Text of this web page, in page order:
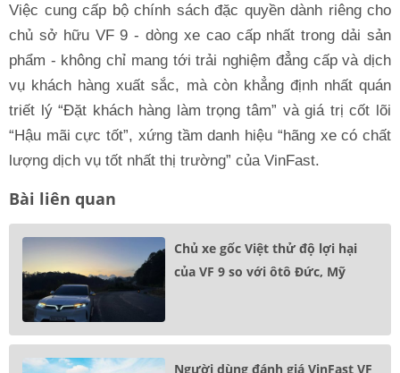
Việc cung cấp bộ chính sách đặc quyền dành riêng cho
chủ sở hữu VF 9 - dòng xe cao cấp nhất trong dải sản
phẩm - không chỉ mang tới trải nghiệm đẳng cấp và dịch
vụ khách hàng xuất sắc, mà còn khẳng định nhất quán
triết lý “Đặt khách hàng làm trọng tâm” và giá trị cốt lõi
“Hậu mãi cực tốt”, xứng tầm danh hiệu “hãng xe có chất
lượng dịch vụ tốt nhất thị trường” của VinFast.
Bài liên quan
Chủ xe gốc Việt thử độ lợi hại
của VF 9 so với ôtô Đức, Mỹ
Người dùng đánh giá VinFast VF